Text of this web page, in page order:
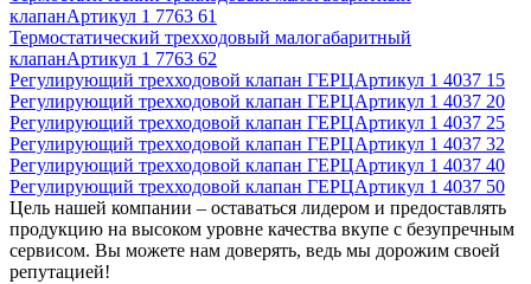
клапанАртикул 1 7763 61
Термостатический трехходовый малогабаритный
клапанАртикул 1 7763 62
Регулирующий трехходовой клапан ГЕРЦАртикул 1 4037 15
Регулирующий трехходовой клапан ГЕРЦАртикул 1 4037 20
Регулирующий трехходовой клапан ГЕРЦАртикул 1 4037 25
Регулирующий трехходовой клапан ГЕРЦАртикул 1 4037 32
Регулирующий трехходовой клапан ГЕРЦАртикул 1 4037 40
Регулирующий трехходовой клапан ГЕРЦАртикул 1 4037 50
Цель нашей компании – оставаться лидером и предоставлять
продукцию на высоком уровне качества вкупе с безупречным
сервисом. Вы можете нам доверять, ведь мы дорожим своей
репутацией!